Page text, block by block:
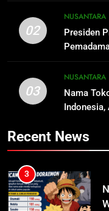
3
4
02
NUSANTARA
Presiden
03
NUSANTARA
Nama
Indonesia,
Recent News
2
3